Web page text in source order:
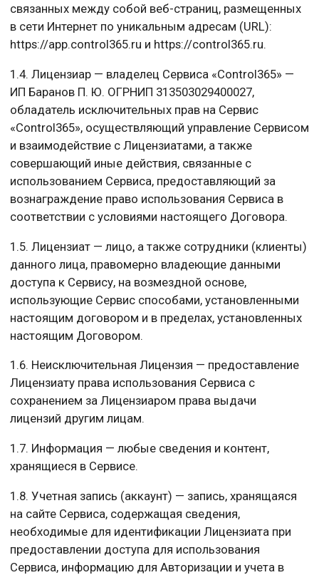
связанных между собой веб-страниц, размещенных
в сети Интернет по уникальным адресам (URL):
https://app.control365.ru и https://control365.ru.
1.4. Лицензиар — владелец Сервиса «Control365» —
ИП Баранов П. Ю. ОГРНИП 313503029400027,
обладатель исключительных прав на Сервис
«Control365», осуществляющий управление Сервисом
и взаимодействие с Лицензиатами, а также
совершающий иные действия, связанные с
использованием Сервиса, предоставляющий за
вознаграждение право использования Сервиса в
соответствии с условиями настоящего Договора.
1.5. Лицензиат — лицо, а также сотрудники (клиенты)
данного лица, правомерно владеющие данными
доступа к Сервису, на возмездной основе,
использующие Сервис способами, установленными
настоящим договором и в пределах, установленных
настоящим Договором.
1.6. Неисключительная Лицензия — предоставление
Лицензиату права использования Сервиса с
сохранением за Лицензиаром права выдачи
лицензий другим лицам.
1.7. Информация — любые сведения и контент,
хранящиеся в Сервисе.
1.8. Учетная запись (аккаунт) — запись, хранящаяся
на сайте Сервиса, содержащая сведения,
необходимые для идентификации Лицензиата при
предоставлении доступа для использования
Сервиса, информацию для Авторизации и учета в